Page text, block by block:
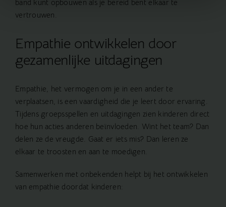
band kunt opbouwen als je bereid bent elkaar te
vertrouwen.
Empathie ontwikkelen door
gezamenlijke uitdagingen
Empathie, het vermogen om je in een ander te
verplaatsen, is een vaardigheid die je leert door ervaring.
Tijdens groepsspellen en uitdagingen zien kinderen direct
hoe hun acties anderen beïnvloeden. Wint het team? Dan
delen ze de vreugde. Gaat er iets mis? Dan leren ze
elkaar te troosten en aan te moedigen.
Samenwerken met onbekenden helpt bij het ontwikkelen
van empathie doordat kinderen: